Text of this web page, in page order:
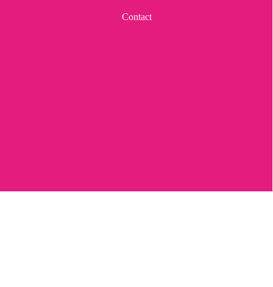
Contact